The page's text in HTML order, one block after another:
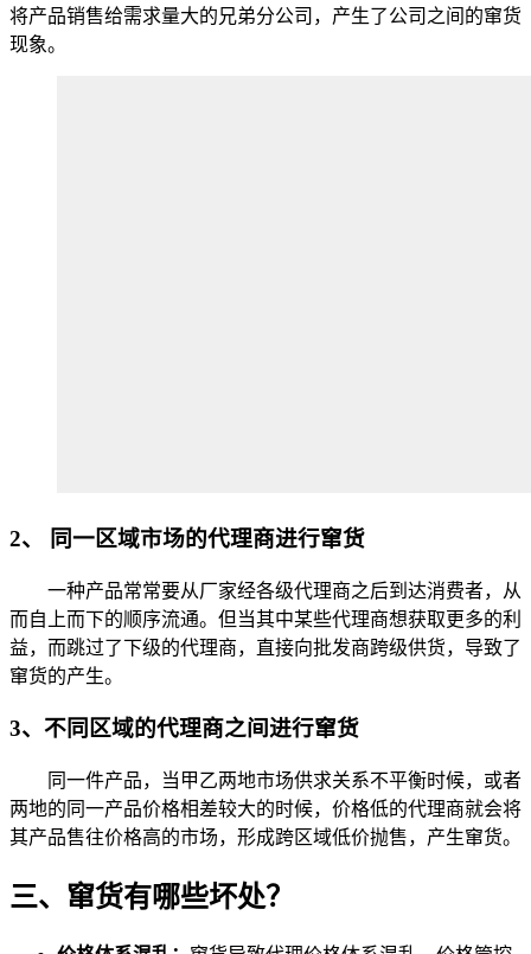
将产品销售给需求量大的兄弟分公司，产生了公司之间的窜货
现象。
2、 同一区域市场的代理商进行窜货
一种产品常常要从厂家经各级代理商之后到达消费者，从
而自上而下的顺序流通。但当其中某些代理商想获取更多的利
益，而跳过了下级的代理商，直接向批发商跨级供货，导致了
窜货的产生。
3、不同区域的代理商之间进行窜货
同一件产品，当甲乙两地市场供求关系不平衡时候，或者
两地的同一产品价格相差较大的时候，价格低的代理商就会将
其产品售往价格高的市场，形成跨区域低价抛售，产生窜货。
三、窜货有哪些坏处？